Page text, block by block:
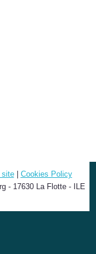
site| Cookies Policy
- 17630 La Flotte - ILE